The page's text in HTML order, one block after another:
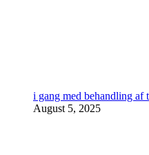
i gang med behandling af
August 5, 2025